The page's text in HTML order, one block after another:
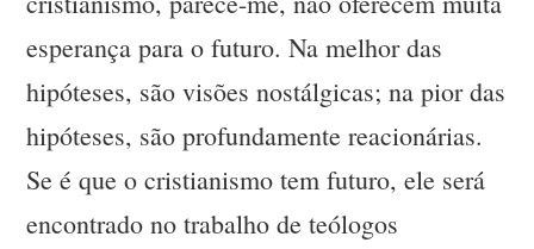
esperança para o futuro. Na melhor das
hipóteses, são visões nostálgicas; na pior das
hipóteses, são profundamente reacionárias.
Se é que o cristianismo tem futuro, ele será
encontrado no trabalho de teólogos